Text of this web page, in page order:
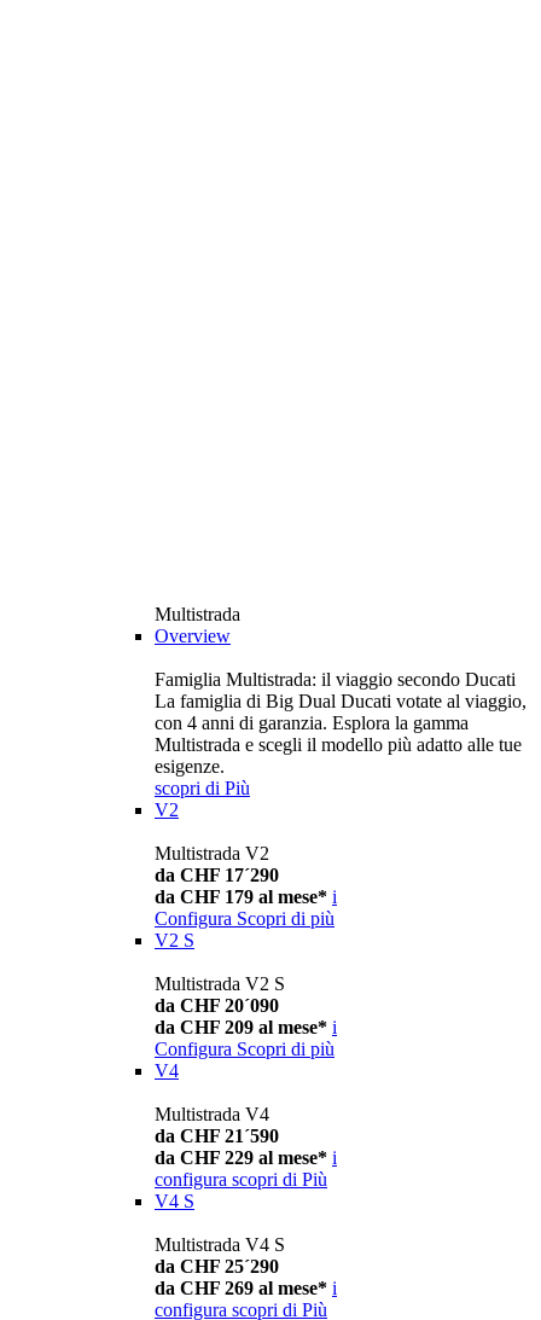
Multistrada
Overview
Famiglia Multistrada: il viaggio secondo Ducati
La famiglia di Big Dual Ducati votate al viaggio,
con 4 anni di garanzia. Esplora la gamma
Multistrada e scegli il modello più adatto alle tue
esigenze.
scopri di Più
V2
Multistrada V2
da CHF 17´290
da CHF 179 al mese* i
Configura Scopri di più
V2 S
Multistrada V2 S
da CHF 20´090
da CHF 209 al mese* i
Configura Scopri di più
V4
Multistrada V4
da CHF 21´590
da CHF 229 al mese* i
configura scopri di Più
V4 S
Multistrada V4 S
da CHF 25´290
da CHF 269 al mese* i
configura scopri di Più